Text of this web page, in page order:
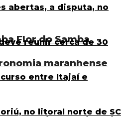
Flor do Samba
maranhense